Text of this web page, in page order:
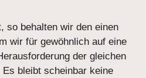
so behalten wir den einen
wir für gewöhnlich auf eine
der gleichen
bleibt scheinbar keine